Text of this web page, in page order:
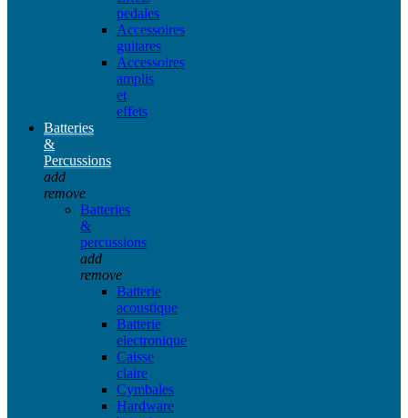
pedales
Accessoires
guitares
Accessoires
amplis
et
effets
Batteries
&
Percussions
add
remove
Batteries
&
percussions
add
remove
Batterie
acoustique
Batterie
electronique
Caisse
claire
Cymbales
Hardware